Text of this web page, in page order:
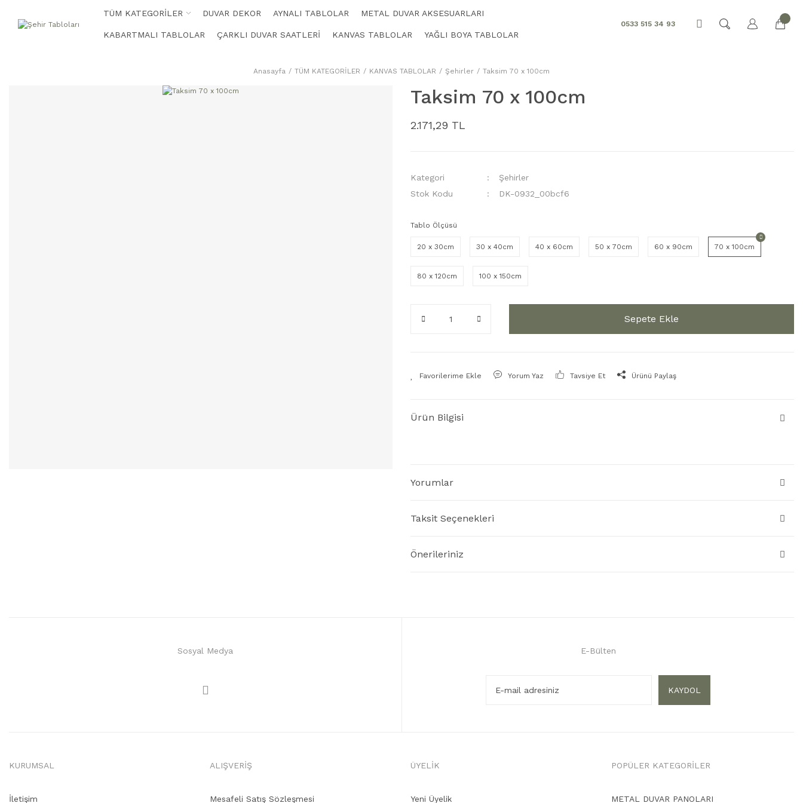
TÜM KATEGORİLER DUVAR DEKOR AYNALI TABLOLAR METAL DUVAR AKSESUARLARI
KABARTMALI TABLOLAR ÇARKLI DUVAR SAATLERİ KANVAS TABLOLAR YAĞLI BOYA TABLOLAR
0533 515 34 93
Anasayfa TÜM KATEGORİLER KANVAS TABLOLAR Şehirler Taksim 70 x 100cm
Taksim 70 x 100cm
2.171,29 TL
Kategori
Şehirler
Stok Kodu
DK-0932_00bcf6
Tablo Ölçüsü
20 x 30cm 30 x 40cm 40 x 60cm 50 x 70cm 60 x 90cm 70 x 100cm
80 x 120cm 100 x 150cm
Sepete Ekle
Yorum Yaz Tavsiye Et Ürünü Paylaş
Ürün Bilgisi
Yorumlar
Taksit Seçenekleri
Önerileriniz
Sosyal Medya E-Bülten
KAYDOL
KURUMSAL
İletişim
ALIŞVERİŞ
Mesafeli Satış Sözleşmesi
ÜYELİK
Yeni Üyelik
POPÜLER KATEGORİLER
METAL DUVAR PANOLARI